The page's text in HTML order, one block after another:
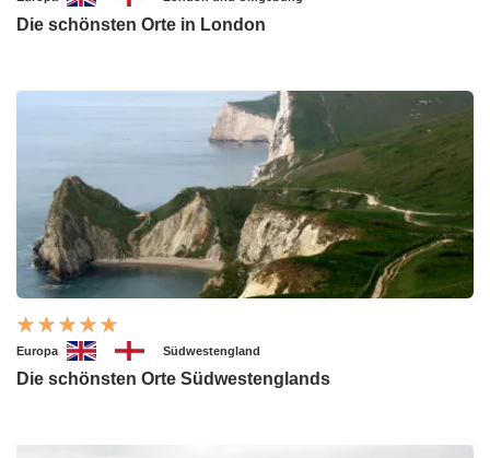
Die schönsten Orte in London
Europa Südwestengland
Die schönsten Orte Südwestenglands